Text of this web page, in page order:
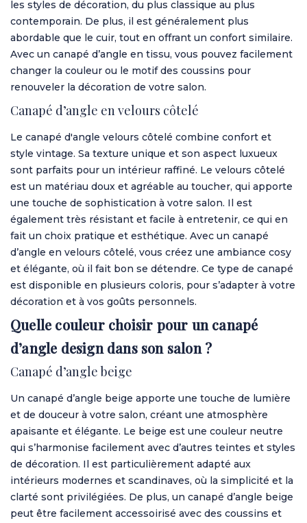
les styles de décoration, du plus classique au plus
contemporain. De plus, il est généralement plus
abordable que le cuir, tout en offrant un confort similaire.
Avec un canapé d’angle en tissu, vous pouvez facilement
changer la couleur ou le motif des coussins pour
renouveler la décoration de votre salon.
Canapé d’angle en velours côtelé
Le canapé d'angle velours côtelé combine confort et
style vintage. Sa texture unique et son aspect luxueux
sont parfaits pour un intérieur raffiné. Le velours côtelé
est un matériau doux et agréable au toucher, qui apporte
une touche de sophistication à votre salon. Il est
également très résistant et facile à entretenir, ce qui en
fait un choix pratique et esthétique. Avec un canapé
d’angle en velours côtelé, vous créez une ambiance cosy
et élégante, où il fait bon se détendre. Ce type de canapé
est disponible en plusieurs coloris, pour s’adapter à votre
décoration et à vos goûts personnels.
Quelle couleur choisir pour un canapé
d’angle design dans son salon ?
Canapé d’angle beige
Un canapé d’angle beige apporte une touche de lumière
et de douceur à votre salon, créant une atmosphère
apaisante et élégante. Le beige est une couleur neutre
qui s’harmonise facilement avec d’autres teintes et styles
de décoration. Il est particulièrement adapté aux
intérieurs modernes et scandinaves, où la simplicité et la
clarté sont privilégiées. De plus, un canapé d’angle beige
peut être facilement accessoirisé avec des coussins et